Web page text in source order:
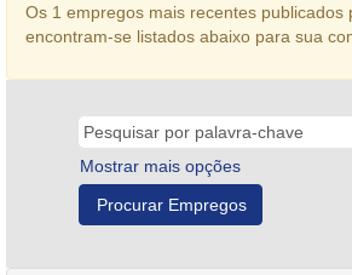
Os 1 empregos mais recentes publicados
encontram-se listados abaixo para sua
Mostrar mais opções